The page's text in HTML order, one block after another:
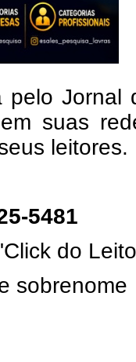
pelo Jornal
suas
leitores.
5481
do
sobrenome